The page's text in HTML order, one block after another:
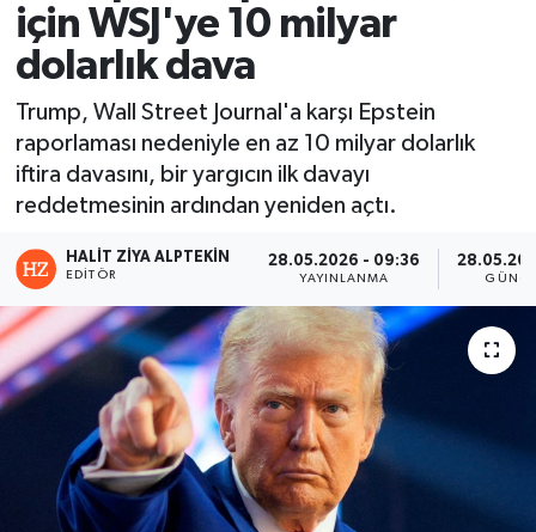
için WSJ'ye 10 milyar
dolarlık dava
Trump, Wall Street Journal'a karşı Epstein
raporlaması nedeniyle en az 10 milyar dolarlık
iftira davasını, bir yargıcın ilk davayı
reddetmesinin ardından yeniden açtı.
HALIT ZIYA ALPTEKIN
EDITÖR
28.05.2026 - 09:36
YAYINLANMA